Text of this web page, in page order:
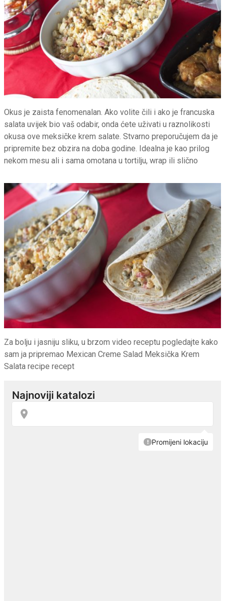
Okus je zaista fenomenalan. Ako volite čili i ako je francuska
salata uvijek bio vaš odabir, onda ćete uživati u raznolikosti
okusa ove meksičke krem salate. Stvarno preporučujem da je
pripremite bez obzira na doba godine. Idealna je kao prilog
nekom mesu ali i sama omotana u tortilju, wrap ili slično
Za bolju i jasniju sliku, u brzom video receptu pogledajte kako
sam ja pripremao Mexican Creme Salad Meksička Krem
Salata recipe recept